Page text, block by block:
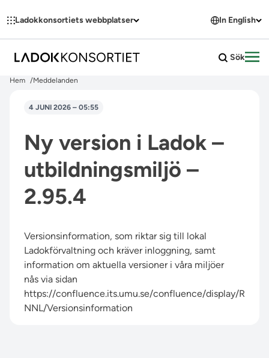
Ladokkonsortiets webbplatser In English
Sök
Hem Meddelanden
4 JUNI 2026 – 05:55
Ny version i Ladok –
utbildningsmiljö –
2.95.4
Versionsinformation, som riktar sig till lokal
Ladokförvaltning och kräver inloggning, samt
information om aktuella versioner i våra miljöer
nås via sidan
https://confluence.its.umu.se/confluence/display/R
NNL/Versionsinformation